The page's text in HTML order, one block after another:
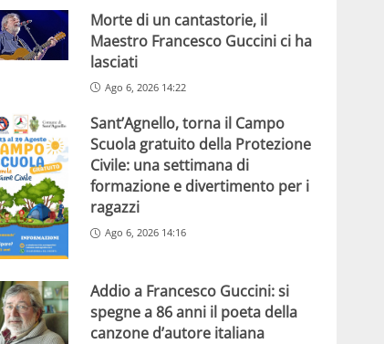
Morte di un cantastorie, il
Maestro Francesco Guccini ci ha
lasciati
Ago 6, 2026 14:22
Sant’Agnello, torna il Campo
Scuola gratuito della Protezione
Civile: una settimana di
formazione e divertimento per i
ragazzi
Ago 6, 2026 14:16
Addio a Francesco Guccini: si
spegne a 86 anni il poeta della
canzone d’autore italiana